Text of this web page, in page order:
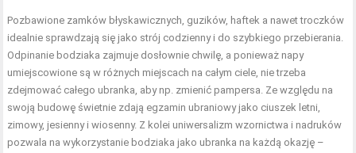
Pozbawione zamków błyskawicznych, guzików, haftek a nawet troczków
idealnie sprawdzają się jako strój codzienny i do szybkiego przebierania.
Odpinanie bodziaka zajmuje dosłownie chwilę, a ponieważ napy
umiejscowione są w różnych miejscach na całym ciele, nie trzeba
zdejmować całego ubranka, aby np. zmienić pampersa. Ze względu na
swoją budowę świetnie zdają egzamin ubraniowy jako ciuszek letni,
zimowy, jesienny i wiosenny. Z kolei uniwersalizm wzornictwa i nadruków
pozwala na wykorzystanie bodziaka jako ubranka na każdą okazję –